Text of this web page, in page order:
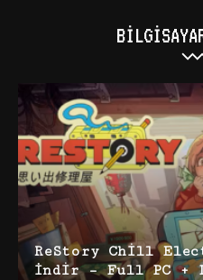
ReStory Chill
İndir – Full PC +